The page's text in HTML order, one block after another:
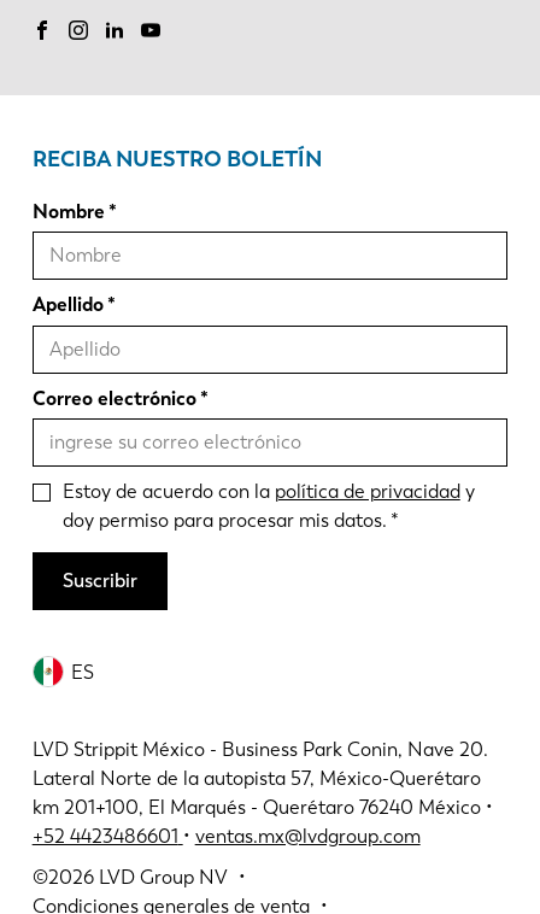
ES
LVD Strippit México - Business Park Conin, Nave 20.
Lateral Norte de la autopista 57, México-Querétaro
km 201+100, El Marqués - Querétaro 76240 México •
+52 4423486601 • ventas.mx@lvdgroup.com
©2026 LVD Group NV
Condiciones generales de venta
RECIBA NUESTRO BOLETÍN
Nombre
Apellido
Correo electrónico
Estoy de acuerdo con la política de privacidad y
doy permiso para procesar mis datos.
Suscribir